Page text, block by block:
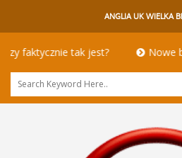
ANGLIA UK WIELKA
tak jest? Nowe